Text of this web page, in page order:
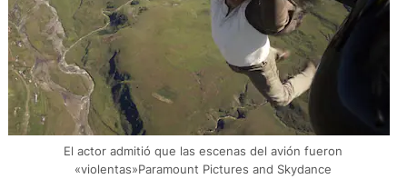
El actor admitió que las escenas del avión fueron
«violentas»Paramount Pictures and Skydance